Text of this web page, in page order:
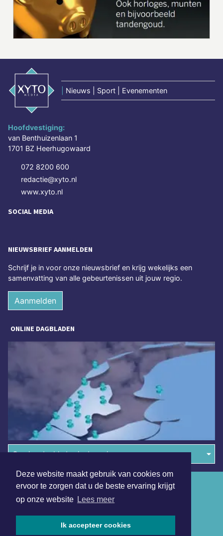
Deze website maakt gebruik van cookies om
ervoor te zorgen dat u de beste ervaring krijgt
op onze website Lees meer
Ik accepteer cookies
Nieuws | Sport | Evenementen
Hoofdvestiging:
van Benthuizenlaan 1
1701 BZ Heerhugowaard
072 8200 600
redactie@xyto.nl
www.xyto.nl
SOCIAL MEDIA
NIEUWSBRIEF AANMELDEN
Schrijf je in voor onze nieuwsbrief en krijg wekelijks een
samenvatting van alle gebeurtenissen uit jouw regio.
Aanmelden
ONLINE DAGBLADEN
Overige dagbladen in de regio
Algemene voorwaarden
Disclaimer